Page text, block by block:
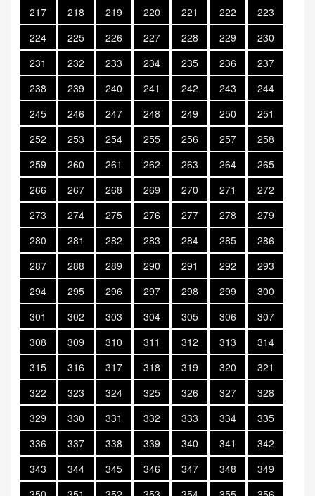
217
218 219 220 221 222
223
224
225 226 227 228 229
230
231
232 233 234 235 236
237
238
239 240 241 242 243
244
245
246 247 248 249 250
251
252
253 254 255 256 257
258
259
260 261 262 263 264
265
266
267 268 269 270 271
272
273
274 275 276 277 278
279
280
281 282 283 284 285
286
287
288 289 290 291 292
293
294
295 296 297 298 299
300
301
302 303 304 305 306
307
308
309 310 311 312 313
314
315
316 317 318 319 320
321
322
323 324 325 326 327
328
329
330 331 332 333 334
335
336
337 338 339 340 341
342
343
344 345 346 347 348
349